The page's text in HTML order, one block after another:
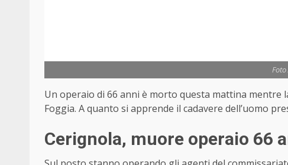
Un operaio di 66 anni è morto questa mattina mentre
Foggia. A quanto si apprende il cadavere dell’uomo
Cerignola, muore operaio 66